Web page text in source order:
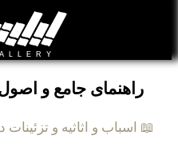
راهنمای جامع و
📖 اسباب و اثاثیه و